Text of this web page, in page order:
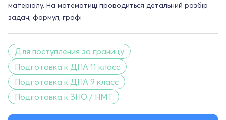
матеріалу. На математиці проводиться детальний розбір
задач, формул, графі
Для поступления за границу
Подготовка к ДПА 11 класс
Подготовка к ДПА 9 класс
Подготовка к ЗНО / НМТ